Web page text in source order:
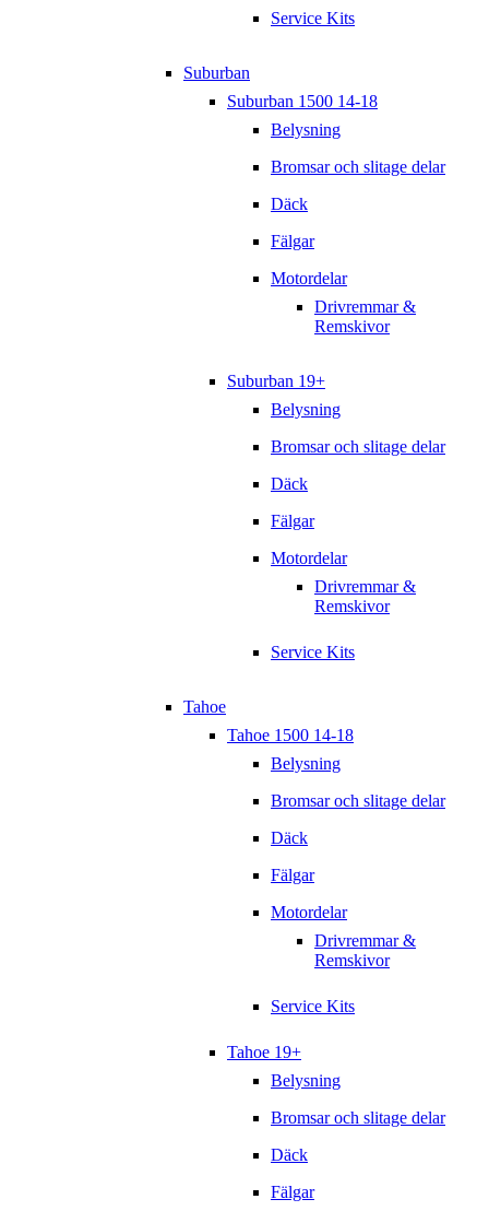
Service Kits
Suburban
Suburban 1500 14-18
Belysning
Bromsar och slitage delar
Däck
Fälgar
Motordelar
Drivremmar &
Remskivor
Suburban 19+
Belysning
Bromsar och slitage delar
Däck
Fälgar
Motordelar
Drivremmar &
Remskivor
Service Kits
Tahoe
Tahoe 1500 14-18
Belysning
Bromsar och slitage delar
Däck
Fälgar
Motordelar
Drivremmar &
Remskivor
Service Kits
Tahoe 19+
Belysning
Bromsar och slitage delar
Däck
Fälgar